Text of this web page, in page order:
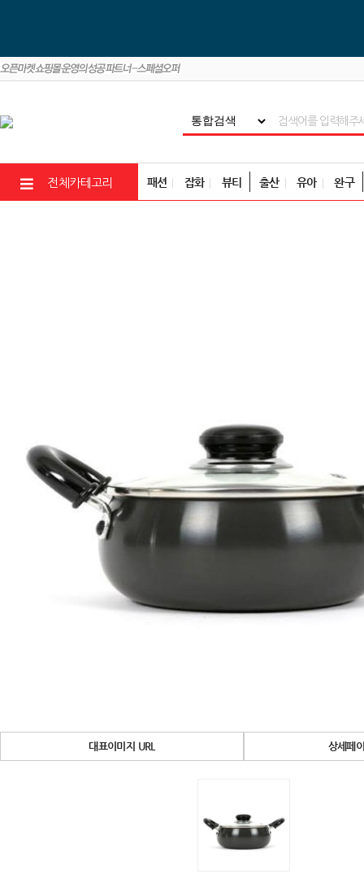
전체카테고리 패션 잡화 뷰티 출산 유아 완구
대표이미지 URL 상세페